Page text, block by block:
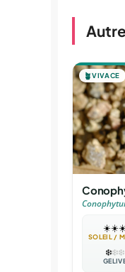
🪴VIVACE
☀️☀️
❄️❄️❄️